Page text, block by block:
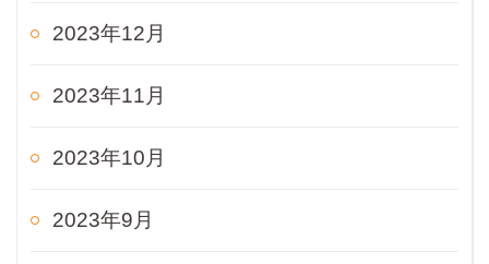
2023年12月
2023年11月
2023年10月
2023年9月